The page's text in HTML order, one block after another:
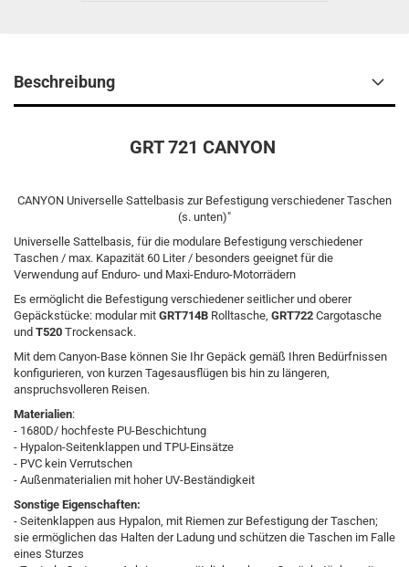
Beschreibung
GRT 721 CANYON
CANYON Universelle Sattelbasis zur Befestigung verschiedener Taschen
(s. unten)"
Universelle Sattelbasis, für die modulare Befestigung verschiedener
Taschen / max. Kapazität 60 Liter / besonders geeignet für die
Verwendung auf Enduro- und Maxi-Enduro-Motorrädern
Es ermöglicht die Befestigung verschiedener seitlicher und oberer
Gepäckstücke: modular mit GRT714B Rolltasche, GRT722 Cargotasche
und T520 Trockensack.
Mit dem Canyon-Base können Sie Ihr Gepäck gemäß Ihren Bedürfnissen
konfigurieren, von kurzen Tagesausflügen bis hin zu längeren,
anspruchsvolleren Reisen.
Materialien:
- 1680D/ hochfeste PU-Beschichtung
- Hypalon-Seitenklappen und TPU-Einsätze
- PVC kein Verrutschen
- Außenmaterialien mit hoher UV-Beständigkeit
Sonstige Eigenschaften:
- Seitenklappen aus Hypalon, mit Riemen zur Befestigung der Taschen;
sie ermöglichen das Halten der Ladung und schützen die Taschen im Falle
eines Sturzes